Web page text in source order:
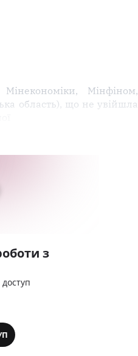
Мінфіном,
область), що не увійшла
з